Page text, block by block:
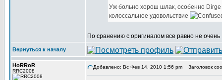
Уж больно хорош шлак, особенно
колоссальное удовольствие
По сранению с оригиналом все равно не очень
Вернуться к началу
HoRRoR
RRC2008
Добавлено: Вс Фев 14, 2010 1:56 pm Заголовок